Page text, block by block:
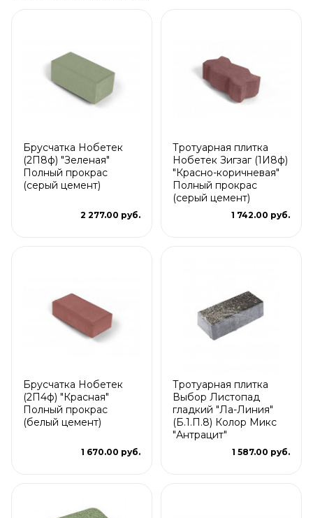
Брусчатка Нобетек
(2П8ф) "Зеленая"
Полный прокрас
(серый цемент)
2 277.00 руб.
Тротуарная плитка
Нобетек Зигзаг (1И8ф)
"Красно-коричневая"
Полный прокрас
(серый цемент)
1 742.00 руб.
Брусчатка Нобетек
(2П4ф) "Красная"
Полный прокрас
(белый цемент)
1 670.00 руб.
Тротуарная плитка
Выбор Листопад
гладкий "Ла-Линия"
(Б.1.П.8) Колор Микс
"Антрацит"
1 587.00 руб.